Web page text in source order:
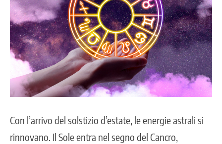
Con l’arrivo del solstizio d’estate, le energie astrali si
rinnovano. Il Sole entra nel segno del Cancro,